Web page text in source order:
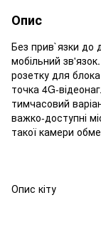
Опис
Без прив`язки до
мобільний
розетку для
точка 4G-
тимчасовий
важко-доступні
такої камери
Опис кіту